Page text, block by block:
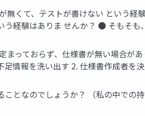
くて、テストが書けない という
う経験はありま せんか？ ● そもそ
っておらず、仕様書が無い場合が
情報を洗い出す 2. 仕様書作成者を
となのでしょうか？ （私の中での